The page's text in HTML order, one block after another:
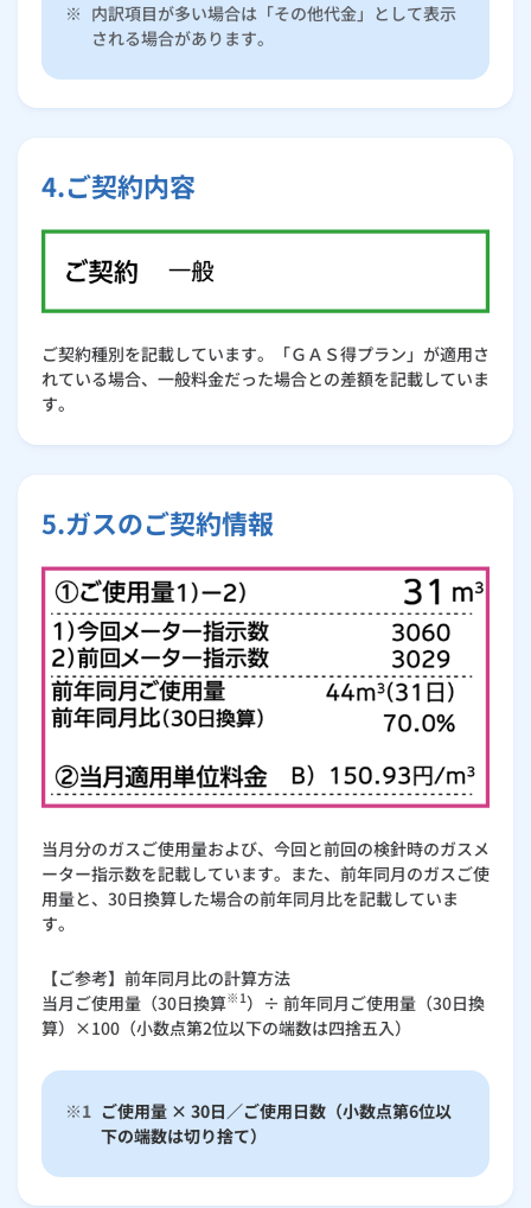
※ 内訳項目が多い場合は「その他代金」として表示
される場合があります。
4.ご契約内容
ご契約種別を記載しています。「ＧＡＳ得プラン」が適用さ
れている場合、一般料金だった場合との差額を記載していま
す。
5.ガスのご契約情報
当月分のガスご使用量および、今回と前回の検針時のガスメ
ーター指示数を記載しています。また、前年同月のガスご使
用量と、30日換算した場合の前年同月比を記載していま
す。
【ご参考】前年同月比の計算方法
当月ご使用量（30日換算※1）÷ 前年同月ご使用量（30日換
算）×100（小数点第2位以下の端数は四捨五入）
※1 ご使用量 × 30日／ご使用日数（小数点第6位以
下の端数は切り捨て）